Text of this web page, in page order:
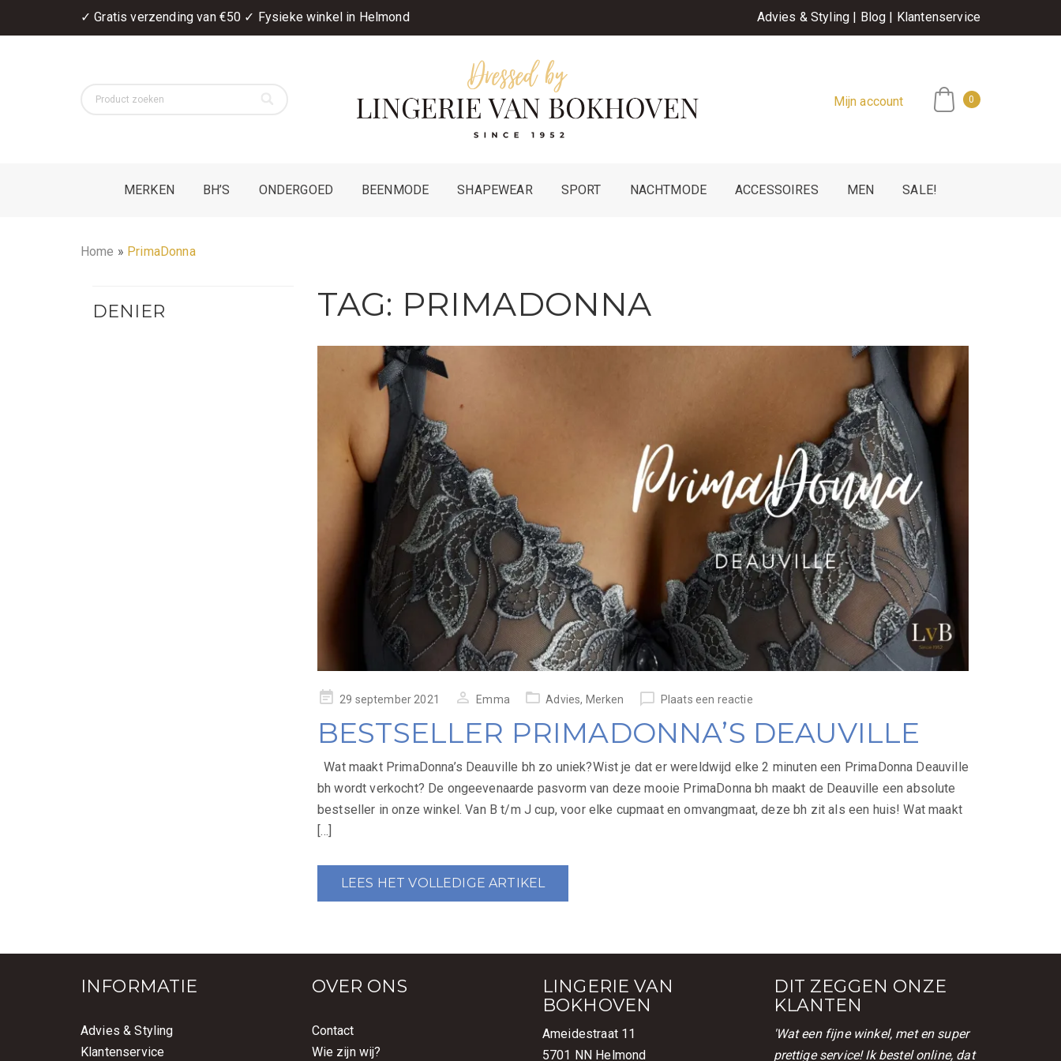
✓ Gratis verzending van €50 ✓ Fysieke winkel in Helmond Advies & Styling | Blog | Klantenservice
Mijn account 0
MERKEN BH’S ONDERGOED BEENMODE SHAPEWEAR SPORT NACHTMODE ACCESSOIRES MEN SALE!
Home » PrimaDonna
TAG: PRIMADONNA
geplaatst
29 september 2021 Emma Advies, Merken Plaats een reactie
BESTSELLER PRIMADONNA’S DEAUVILLE
Wat maakt PrimaDonna’s Deauville bh zo uniek?Wist je dat er wereldwijd elke 2 minuten een PrimaDonna Deauville
bh wordt verkocht? De ongeevenaarde pasvorm van deze mooie PrimaDonna bh maakt de Deauville een absolute
bestseller in onze winkel. Van B t/m J cup, voor elke cupmaat en omvangmaat, deze bh zit als een huis! Wat maakt
[…]
LEES HET VOLLEDIGE ARTIKEL
DENIER
INFORMATIE
Advies & Styling
Klantenservice
OVER ONS
Contact
Wie zijn wij?
LINGERIE VAN
BOKHOVEN
Ameidestraat 11
5701 NN Helmond
DIT ZEGGEN ONZE
KLANTEN
'Wat een fijne winkel, met en super
prettige service! Ik bestel online, dat